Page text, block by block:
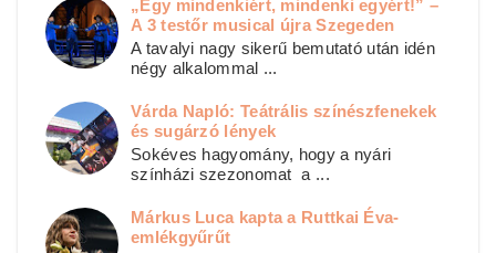
„Egy mindenkiért, mindenki egyért!” –
A 3 testőr musical újra Szegeden
A tavalyi nagy sikerű bemutató után idén
négy alkalommal ...
Várda Napló: Teátrális színészfenekek
és sugárzó lények
Sokéves hagyomány, hogy a nyári
színházi szezonomat a ...
Márkus Luca kapta a Ruttkai Éva-
emlékgyűrűt